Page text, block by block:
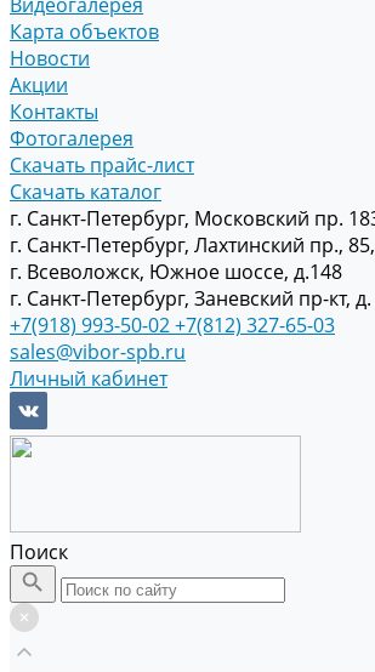
Карта объектов
Новости
Акции
Контакты
Фотогалерея
Скачать прайс-лист
Скачать каталог
г. Санкт-Петербург, Московский пр.
г. Санкт-Петербург, Лахтинский пр.,
г. Всеволожск, Южное шоссе, д.148
г. Санкт-Петербург, Заневский пр-кт,
+7(918) 993-50-02+7(812) 327-65-03
sales@vibor-spb.ru
Личный кабинет
Поиск